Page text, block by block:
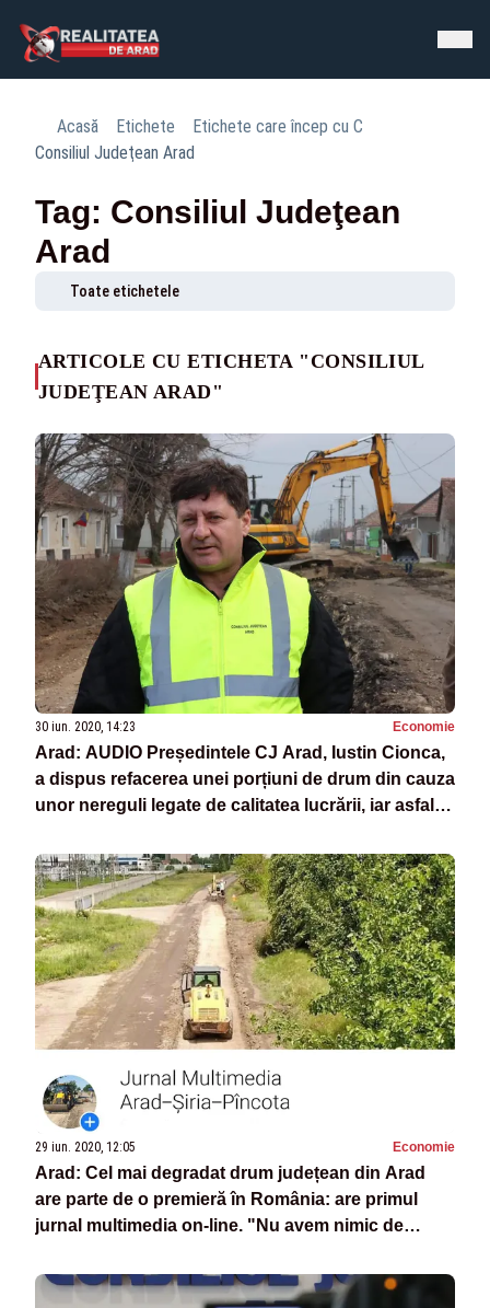
Acasă Etichete
Etichete care încep cu C
Consiliul Judeţean Arad
Tag: Consiliul Judeţean
Arad
Toate etichetele
ARTICOLE CU ETICHETA "CONSILIUL
JUDEŢEAN ARAD"
30 iun. 2020, 14:23 Economie
Arad: AUDIO Președintele CJ Arad, Iustin Cionca,
a dispus refacerea unei porțiuni de drum din cauza
unor nereguli legate de calitatea lucrării, iar asfaltul
29 iun. 2020, 12:05 Economie
Arad: Cel mai degradat drum județean din Arad
are parte de o premieră în România: are primul
jurnal multimedia on-line. "Nu avem nimic de